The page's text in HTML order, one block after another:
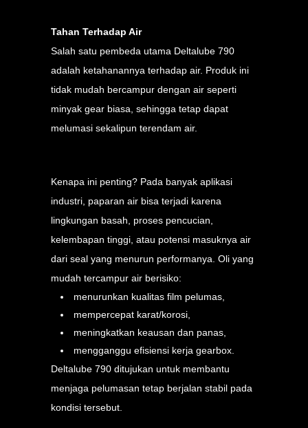
Tahan Terhadap Air
Salah satu pembeda utama Deltalube 790
adalah ketahanannya terhadap air. Produk ini
tidak mudah bercampur dengan air seperti
minyak gear biasa, sehingga tetap dapat
melumasi sekalipun terendam air.
Kenapa ini penting? Pada banyak aplikasi
industri, paparan air bisa terjadi karena
lingkungan basah, proses pencucian,
kelembapan tinggi, atau potensi masuknya air
dari seal yang menurun performanya. Oli yang
mudah tercampur air berisiko:
menurunkan kualitas film pelumas,
mempercepat karat/korosi,
meningkatkan keausan dan panas,
mengganggu efisiensi kerja gearbox.
Deltalube 790 ditujukan untuk membantu
menjaga pelumasan tetap berjalan stabil pada
kondisi tersebut.